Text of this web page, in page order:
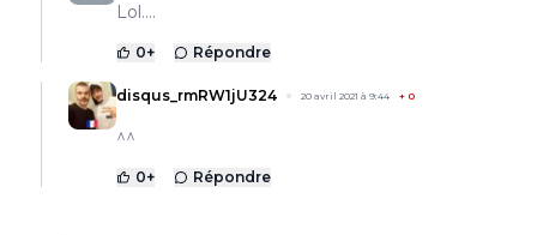
Lol....
0+ Répondre
disqus_rmRW1jU324 20 avril 2021 à 9:44 + 0
^^
0+ Répondre